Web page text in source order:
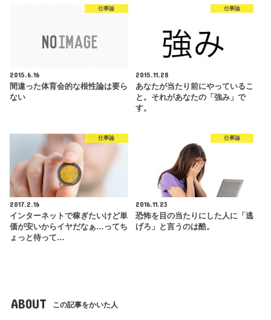
仕事論
2015.6.16
間違った体育会的な根性論は要ら
ない
仕事論
2015.11.28
あなたが当たり前にやっているこ
と。それがあなたの「強み」で
す。
仕事論
2017.2.16
インターネットで稼ぎたいけど単
価が安いからイヤだなぁ…ってち
ょっと待って…
仕事論
2016.11.23
恐怖を目の当たりにした人に「逃
げろ」と言うのは酷。
ABOUT この記事をかいた人